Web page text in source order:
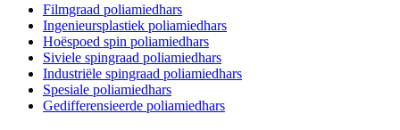
Filmgraad poliamiedhars
Ingenieursplastiek poliamiedhars
Hoëspoed spin poliamiedhars
Siviele spingraad poliamiedhars
Industriële spingraad poliamiedhars
Spesiale poliamiedhars
Gedifferensieerde poliamiedhars